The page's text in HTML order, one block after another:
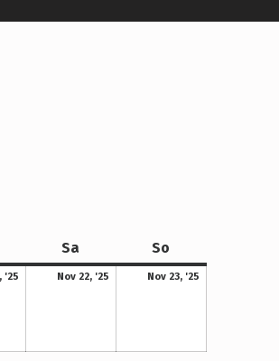
Sa So
'25
21. November 2025
Nov 22, '25
22. November 2025
Nov 23, '25
23. November 2025